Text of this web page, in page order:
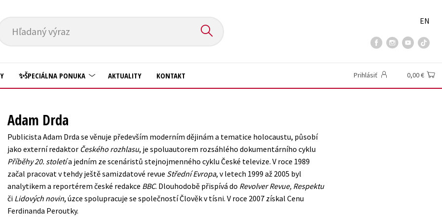
Hľadaný výraz
EN
Kuchárske knihy
New Adult
Obchod a ekonómia
Ostatné
Prírodné vedy
Technické vedy
Učebnice
Umenie a kultúra
✨ŠPECIÁLNA PONUKA AKTUALITY KONTAKT Prihlásiť 0,00 €
Adam Drda
Publicista Adam Drda se věnuje především moderním dějinám a tematice holocaustu, působí
jako externí redaktor Českého rozhlasu, je spoluautorem rozsáhlého dokumentárního cyklu
Příběhy 20. stoletía jedním ze scenáristů stejnojmenného cyklu České televize. V roce 1989
začal pracovat v tehdy ještě samizdatové revue Střední Evropa, v letech 1999 až 2005 byl
analytikem a reportérem české redakce BBC. Dlouhodobě přispívá do Revolver Revue, Respektu
či Lidových novin, úzce spolupracuje se společností Člověk v tísni. V roce 2007 získal Cenu
Ferdinanda Peroutky.